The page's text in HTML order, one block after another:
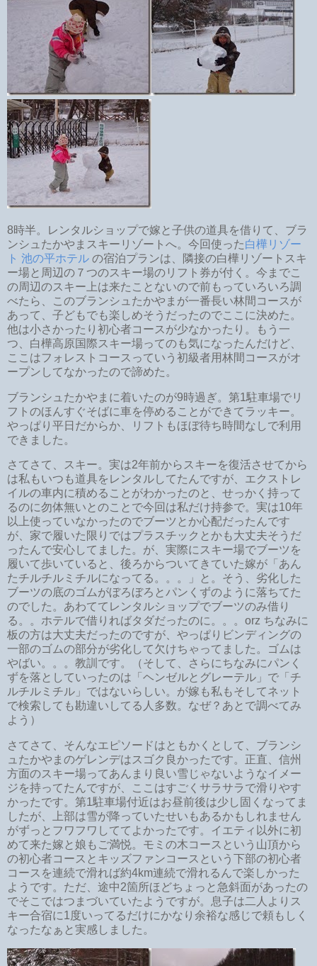
8時半。レンタルショップで嫁と子供の道具を借りて、ブラ
ンシュたかやまスキーリゾートへ。今回使った白樺リゾー
ト 池の平ホテル の宿泊プランは、隣接の白樺リゾートスキ
ー場と周辺の７つのスキー場のリフト券が付く。今までこ
の周辺のスキー上は来たことないので前もっていろいろ調
べたら、このブランシュたかやまが一番長い林間コースが
あって、子どもでも楽しめそうだったのでここに決めた。
他は小さかったり初心者コースが少なかったり。もう一
つ、白樺高原国際スキー場ってのも気になったんだけど、
ここはフォレストコースっていう初級者用林間コースがオ
ープンしてなかったので諦めた。
ブランシュたかやまに着いたのが9時過ぎ。第1駐車場でリ
フトのほんすぐそばに車を停めることができてラッキー。
やっぱり平日だからか、リフトもほぼ待ち時間なしで利用
できました。
さてさて、スキー。実は2年前からスキーを復活させてから
は私もいつも道具をレンタルしてたんですが、エクストレ
イルの車内に積めることがわかったのと、せっかく持って
るのに勿体無いとのことで今回は私だけ持参で。実は10年
以上使っていなかったのでブーツとか心配だったんです
が、家で履いた限りではプラスチックとかも大丈夫そうだ
ったんで安心してました。が、実際にスキー場でブーツを
履いて歩いていると、後ろからついてきていた嫁が「あん
たチルチルミチルになってる。。。」と。そう、劣化した
ブーツの底のゴムがぼろぼろとパンくずのように落ちてた
のでした。あわててレンタルショップでブーツのみ借り
る。。ホテルで借りればタダだったのに。。。orz ちなみに
板の方は大丈夫だったのですが、やっぱりビンディングの
一部のゴムの部分が劣化して欠けちゃってました。ゴムは
やばい。。。教訓です。（そして、さらにちなみにパンく
ずを落としていったのは「ヘンゼルとグレーテル」で「チ
ルチルミチル」ではないらしい。が嫁も私もそしてネット
で検索しても勘違いしてる人多数。なぜ？あとで調べてみ
よう）
さてさて、そんなエピソードはともかくとして、ブランシ
ュたかやまのゲレンデはスゴク良かったです。正直、信州
方面のスキー場ってあんまり良い雪じゃないようなイメー
ジを持ってたんですが、ここはすごくサラサラで滑りやす
かったです。第1駐車場付近はお昼前後は少し固くなってま
したが、上部は雪が降っていたせいもあるかもしれません
がずっとフワフワしててよかったです。イエティ以外に初
めて来た嫁と娘もご満悦。モミの木コースという山頂から
の初心者コースとキッズファンコースという下部の初心者
コースを連続で滑れば約4km連続で滑れるんで楽しかった
ようです。ただ、途中2箇所ほどちょっと急斜面があったの
でそこではつまづいていたようですが。息子は二人よりス
キー合宿に1度いってるだけにかなり余裕な感じで頼もしく
なったなぁと実感しました。